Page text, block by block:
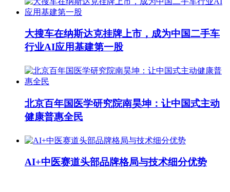
大搜车在纳斯达克挂牌上市，成为中国二手车
行业AI应用基建第一股
北京百年国医学研究院南昊坤：让中国式主动
健康普惠全民
AI+中医赛道头部品牌格局与技术细分优势